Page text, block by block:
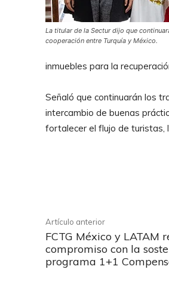
La titular de la Sectur dijo que
cooperación entre Turquía y México.
inmuebles para la
Señaló que continuarán los
intercambio de buenas
fortalecer el flujo de turistas,
Artículo anterior
FCTG México y LATAM
compromiso con la
programa 1+1